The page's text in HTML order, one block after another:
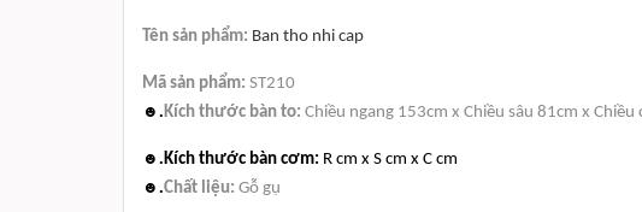
Tên sản phẩm: Ban tho nhi cap
Mã sản phẩm: ST210
☻.Kích thước bàn to: Chiều ngang 153cm x Chiều sâu 81cm x Chiều
☻.Kích thước bàn cơm: R cm x S cm x C cm
☻.Chất liệu: Gỗ gụ